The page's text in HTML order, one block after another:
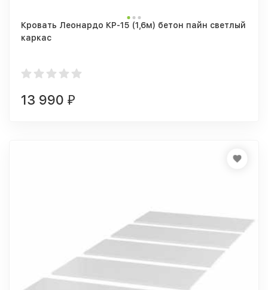
Кровать Леонардо КР-15 (1,6м) бетон пайн светлый
каркас
13 990 ₽